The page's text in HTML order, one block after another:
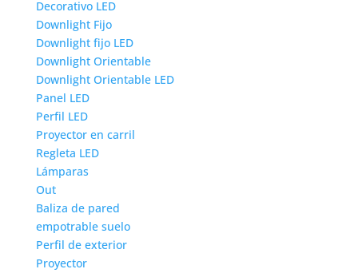
Decorativo LED
Downlight Fijo
Downlight fijo LED
Downlight Orientable
Downlight Orientable LED
Panel LED
Perfil LED
Proyector en carril
Regleta LED
Lámparas
Out
Baliza de pared
empotrable suelo
Perfil de exterior
Proyector